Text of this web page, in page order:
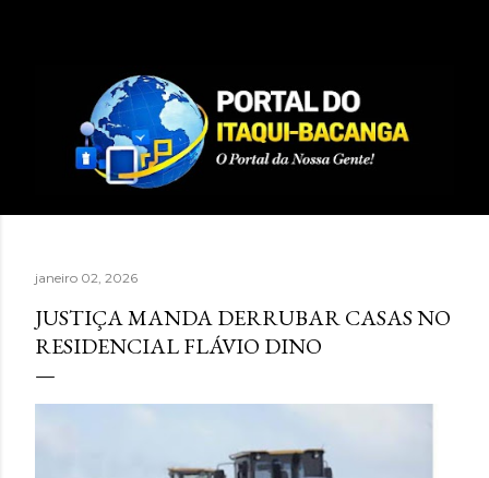
janeiro 02, 2026
JUSTIÇA MANDA DERRUBAR CASAS NO
RESIDENCIAL FLÁVIO DINO